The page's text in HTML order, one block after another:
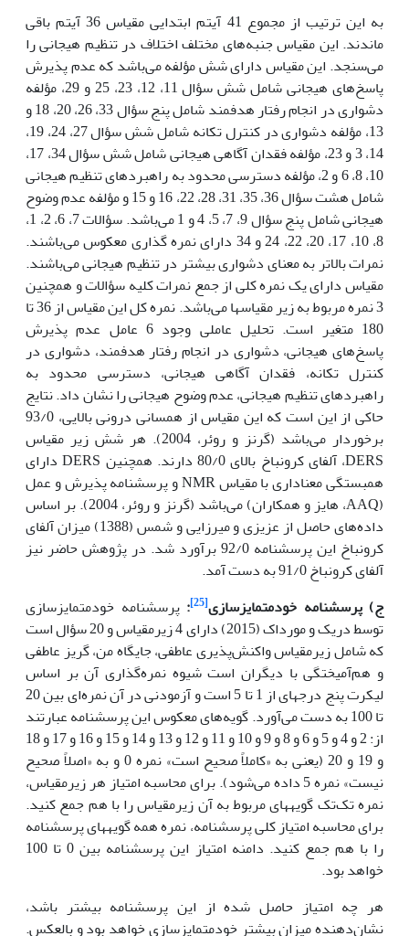
به این ترتیب از مجموع 41 آیتم ابتدایی مقیاس 36 آیتم باقی
ماندند. این مقیاس جنبه‌های مختلف اختلاف در تنظیم هیجانی را
می‌سنجد. این مقیاس دارای شش مؤلفه می‌باشد که عدم پذیرش
پاسخ‌های هیجانی شامل شش سؤال 11، 12، 23، 25 و 29، مؤلفه
دشواری در انجام رفتار هدفمند شامل پنج سؤال 33، 26، 20، 18 و
13، مؤلفه دشواری در کنترل تکانه شامل شش سؤال 27، 24، 19،
14، 3 و 23، مؤلفه فقدان آگاهی هیجانی شامل شش سؤال 34، 17،
10، 8، 6 و 2، مؤلفه دسترسی محدود به راهبردهای تنظیم هیجانی
شامل هشت سؤال 36، 35، 31، 28، 22، 16 و 15 و مؤلفه عدم وضوح
هیجانی شامل پنج سؤال 9، 7، 5، 4 و 1 می‌باشد. سؤالات 7، 6، 2، 1،
8، 10، 17، 20، 22، 24 و 34 دارای نمره گذاری معکوس می‌باشند.
نمرات بالاتر به معنای دشواری بیشتر در تنظیم هیجانی می‌باشند.
مقیاس دارای یک نمره کلی از جمع نمرات کلیه سؤالات و همچنین
3 نمره مربوط به زیر مقیاس­ها می‌باشد. نمره کل این مقیاس از 36 تا
180 متغیر است. تحلیل عاملی وجود 6 عامل عدم پذیرش
پاسخ‌های هیجانی، دشواری در انجام رفتار هدفمند، دشواری در
کنترل تکانه، فقدان آگاهی هیجانی، دسترسی محدود به
راهبردهای تنظیم هیجانی، عدم وضوح هیجانی را نشان داد. نتایج
حاکی از این است که این مقیاس از همسانی درونی بالایی، 93/0
برخوردار می‌باشد (گرنز و روئر، 2004). هر شش زیر مقیاس
DERS، آلفای کرونباخ بالای 80/0 دارند. همچنین DERS دارای
همبستگی معناداری با مقیاس NMR و پرسشنامه پذیرش و عمل
(AAQ، هایز و همکاران) می‌باشد (گرنز و روئر، 2004). بر اساس
داده‌های حاصل از عزیزی و میرزایی و شمس (1388) میزان آلفای
کرونباخ این پرسشنامه 92/0 برآورد شد. در پژوهش حاضر نیز
آلفای کرونباخ 91/0 به دست آمد.
ج) پرسشنامه خودمتمایزسازی[25]
:پرسشنامه خود‌متمایزسازی
توسط دریک و مورداک (2015) دارای 4 زیرمقیاس و 20 سؤال است
که شامل زیرمقیاس واکنش‌پذیری عاطفی، جایگاه من، گریز عاطفی
و هم‌آمیختگی با دیگران است شیوه نمره‌گذاری آن بر اساس
لیکرت پنج درجه­ای از 1 تا 5 است و آزمودنی در آن نمره‌ای بین 20
تا 100 به دست می‌آورد. گویه‌های معکوس این پرسشنامه عبارتند
از: 2 و 4 و 5 و 6 و 8 و 9 و 10 و 11 و 12 و 13 و 14 و 15 و 16 و 17 و 18
و 19 و 20 (یعنی به «کاملاً صحیح است» نمره 0 و به «اصلاً صحیح
نیست» نمره 5 داده می‌شود). برای محاسبه امتیاز هر زیرمقیاس،
نمره تک‌تک گویه­های مربوط به آن زیرمقیاس را با هم جمع کنید.
برای محاسبه امتیاز کلی پرسشنامه، نمره همه گویه­های پرسشنامه
را با هم جمع کنید. دامنه امتیاز این پرسشنامه بین 0 تا 100
خواهد بود.
هر چه امتیاز حاصل شده از این پرسشنامه بیشتر باشد،
نشان‌دهنده میزان بیشتر خودمتمایزسازی خواهد بود و بالعکس.